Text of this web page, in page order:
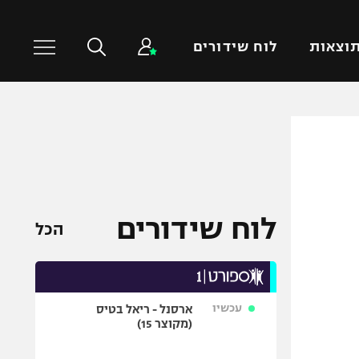
תוצאות לוח שידורים
שחייה
ג'ודו
ספורט אולימפי
לוח שידורים הכל
עכשיו
ארסנל - ריאל בטיס
(מקוצר 15)